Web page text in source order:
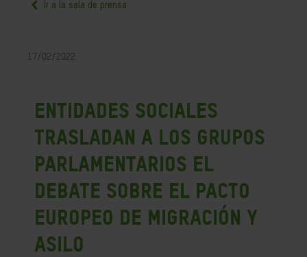
Ir a la sala de prensa
17/02/2022
Entidades sociales
trasladan a los grupos
parlamentarios el
debate sobre el Pacto
Europeo de Migración y
Asilo